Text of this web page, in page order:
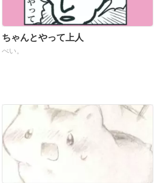
ちゃんとやって上人
べい。